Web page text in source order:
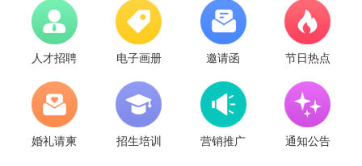
人才招聘 电子画册 邀请函 节日热点
婚礼请柬 招生培训 营销推广 通知公告